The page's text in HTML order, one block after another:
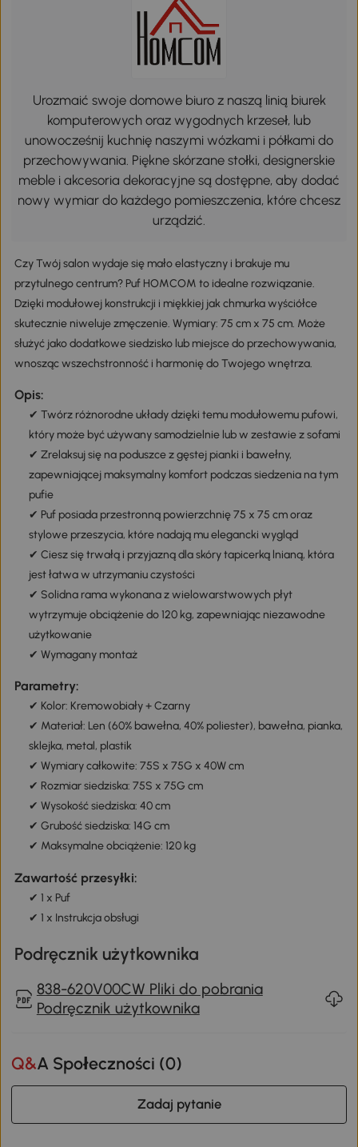
Urozmaić swoje domowe biuro z naszą linią biurek
komputerowych oraz wygodnych krzeseł, lub
unowocześnij kuchnię naszymi wózkami i półkami do
przechowywania. Piękne skórzane stołki, designerskie
meble i akcesoria dekoracyjne są dostępne, aby dodać
nowy wymiar do każdego pomieszczenia, które chcesz
urządzić.
Czy Twój salon wydaje się mało elastyczny i brakuje mu
przytulnego centrum? Puf HOMCOM to idealne rozwiązanie.
Dzięki modułowej konstrukcji i miękkiej jak chmurka wyściółce
skutecznie niweluje zmęczenie. Wymiary: 75 cm x 75 cm. Może
służyć jako dodatkowe siedzisko lub miejsce do przechowywania,
wnosząc wszechstronność i harmonię do Twojego wnętrza.
Opis:
✔ Twórz różnorodne układy dzięki temu modułowemu pufowi,
który może być używany samodzielnie lub w zestawie z sofami
✔ Zrelaksuj się na poduszce z gęstej pianki i bawełny,
zapewniającej maksymalny komfort podczas siedzenia na tym
pufie
✔ Puf posiada przestronną powierzchnię 75 x 75 cm oraz
stylowe przeszycia, które nadają mu elegancki wygląd
✔ Ciesz się trwałą i przyjazną dla skóry tapicerką lnianą, która
jest łatwa w utrzymaniu czystości
✔ Solidna rama wykonana z wielowarstwowych płyt
wytrzymuje obciążenie do 120 kg, zapewniając niezawodne
użytkowanie
✔ Wymagany montaż
Parametry:
✔ Kolor: Kremowobiały + Czarny
✔ Materiał: Len (60% bawełna, 40% poliester), bawełna, pianka,
sklejka, metal, plastik
✔ Wymiary całkowite: 75S x 75G x 40W cm
✔ Rozmiar siedziska: 75S x 75G cm
✔ Wysokość siedziska: 40 cm
✔ Grubość siedziska: 14G cm
✔ Maksymalne obciążenie: 120 kg
Zawartość przesyłki:
✔ 1 x Puf
✔ 1 x Instrukcja obsługi
Podręcznik użytkownika
838-620V00CW Pliki do pobrania
Podręcznik użytkownika
Q&A Społeczności (0)
Zadaj pytanie